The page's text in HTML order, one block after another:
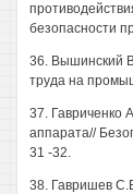
безопасности
36. Вышинский
труда на
37. Гавриченко
аппарата//
31 -32.
38. Гавришев